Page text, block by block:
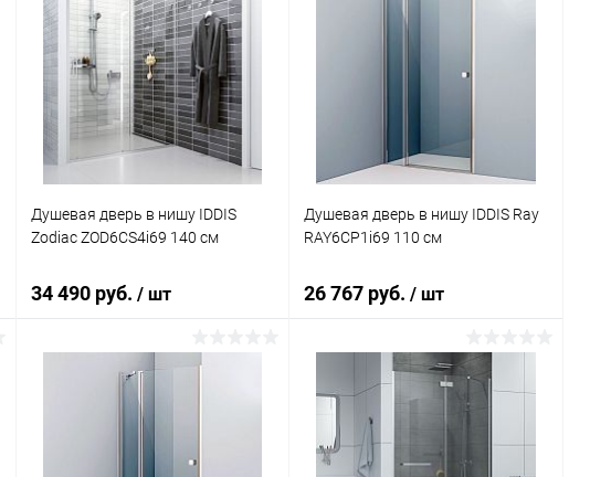
Купить в 1 клик Сравнение
В избранное Под заказ
Душевая дверь в нишу IDDIS
Zodiac ZOD6CS4i69 140 см
34 490 руб. / шт
В корзину
Душевая дверь в нишу IDDIS Ray
RAY6CP1i69 110 см
26 767 руб./ шт
В корзину
Купить в 1 клик Сравнение